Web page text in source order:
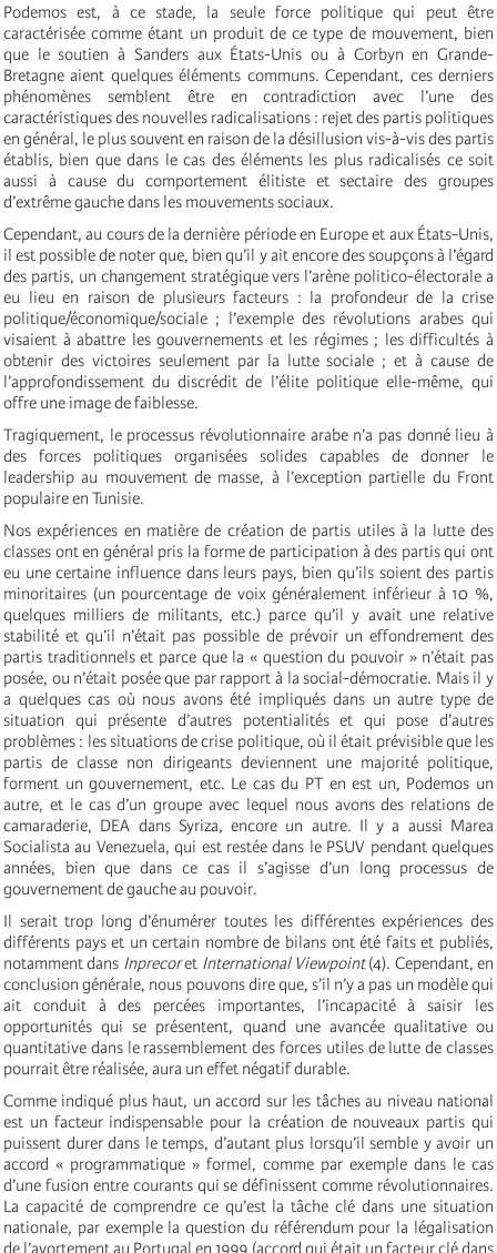
Podemos est, à ce stade, la seule force politique qui peut être
caractérisée comme étant un produit de ce type de mouvement, bien
que le soutien à Sanders aux États-Unis ou à Corbyn en Grande-
Bretagne aient quelques éléments communs. Cependant, ces derniers
phénomènes semblent être en contradiction avec l’une des
caractéristiques des nouvelles radicalisations : rejet des partis politiques
en général, le plus souvent en raison de la désillusion vis-à-vis des partis
établis, bien que dans le cas des éléments les plus radicalisés ce soit
aussi à cause du comportement élitiste et sectaire des groupes
d’extrême gauche dans les mouvements sociaux.
Cependant, au cours de la dernière période en Europe et aux États-Unis,
il est possible de noter que, bien qu’il y ait encore des soupçons à l’égard
des partis, un changement stratégique vers l’arène politico-électorale a
eu lieu en raison de plusieurs facteurs : la profondeur de la crise
politique/économique/sociale ; l’exemple des révolutions arabes qui
visaient à abattre les gouvernements et les régimes ; les difficultés à
obtenir des victoires seulement par la lutte sociale ; et à cause de
l’approfondissement du discrédit de l’élite politique elle-même, qui
offre une image de faiblesse.
Tragiquement, le processus révolutionnaire arabe n’a pas donné lieu à
des forces politiques organisées solides capables de donner le
leadership au mouvement de masse, à l’exception partielle du Front
populaire en Tunisie.
Nos expériences en matière de création de partis utiles à la lutte des
classes ont en général pris la forme de participation à des partis qui ont
eu une certaine influence dans leurs pays, bien qu’ils soient des partis
minoritaires (un pourcentage de voix généralement inférieur à 10 %,
quelques milliers de militants, etc.) parce qu’il y avait une relative
stabilité et qu’il n’était pas possible de prévoir un effondrement des
partis traditionnels et parce que la « question du pouvoir » n’était pas
posée, ou n’était posée que par rapport à la social-démocratie. Mais il y
a quelques cas où nous avons été impliqués dans un autre type de
situation qui présente d’autres potentialités et qui pose d’autres
problèmes : les situations de crise politique, où il était prévisible que les
partis de classe non dirigeants deviennent une majorité politique,
forment un gouvernement, etc. Le cas du PT en est un, Podemos un
autre, et le cas d’un groupe avec lequel nous avons des relations de
camaraderie, DEA dans Syriza, encore un autre. Il y a aussi Marea
Socialista au Venezuela, qui est restée dans le PSUV pendant quelques
années, bien que dans ce cas il s’agisse d’un long processus de
gouvernement de gauche au pouvoir.
Il serait trop long d’énumérer toutes les différentes expériences des
différents pays et un certain nombre de bilans ont été faits et publiés,
notamment dans Inprecoret International Viewpoint(4). Cependant, en
conclusion générale, nous pouvons dire que, s’il n’y a pas un modèle qui
ait conduit à des percées importantes, l’incapacité à saisir les
opportunités qui se présentent, quand une avancée qualitative ou
quantitative dans le rassemblement des forces utiles de lutte de classes
pourrait être réalisée, aura un effet négatif durable.
Comme indiqué plus haut, un accord sur les tâches au niveau national
est un facteur indispensable pour la création de nouveaux partis qui
puissent durer dans le temps, d’autant plus lorsqu’il semble y avoir un
accord « programmatique » formel, comme par exemple dans le cas
d’une fusion entre courants qui se définissent comme révolutionnaires.
La capacité de comprendre ce qu’est la tâche clé dans une situation
nationale, par exemple la question du référendum pour la légalisation
de l’avortement au Portugal en 1999 (accord qui était un facteur clé dans